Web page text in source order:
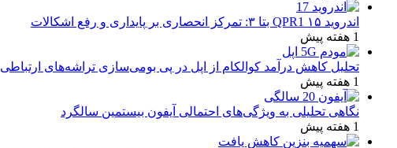
اندروید ۱۵ QPR1 بتا ۳: تمرکز انحصاری بر پایداری و رفع اشکالات
1 هفته پیش
تحلیل کاهش درآمد کوالکام از اپل در پی بومی‌سازی تراشه‌های ارتباطی
1 هفته پیش
نگاهی تحلیلی به ویژگی‌های احتمالی آیفون بیستمین سالگرد
1 هفته پیش